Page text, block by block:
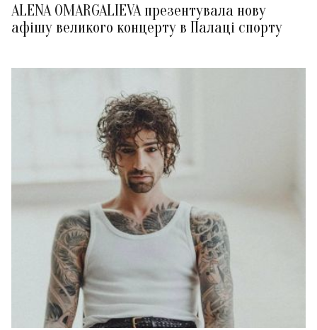
ALENA OMARGALIEVA презентувала нову
афішу великого концерту в Палаці спорту